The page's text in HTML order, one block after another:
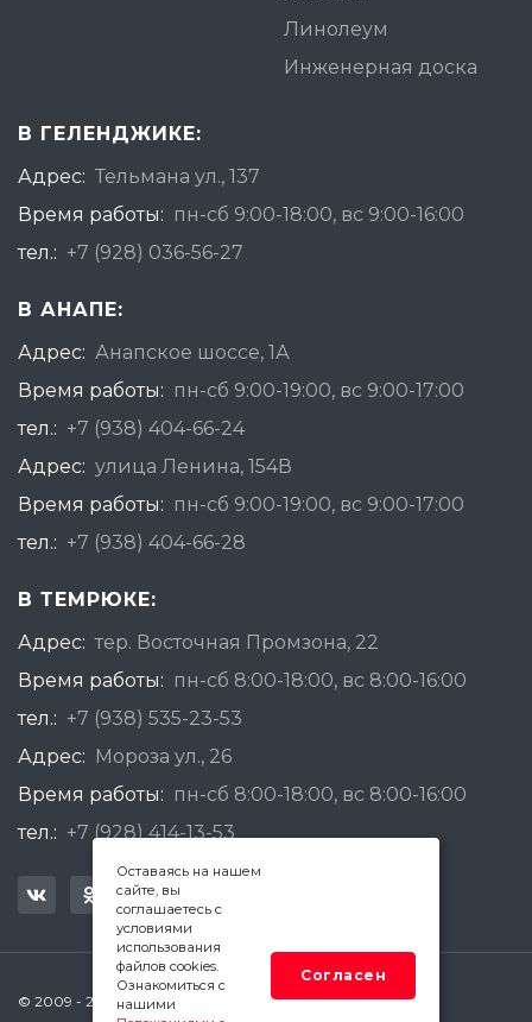
Линолеум
Инженерная доска
В ГЕЛЕНДЖИКЕ:
Адрес: Тельмана ул., 137
Время работы: пн-сб 9:00-18:00, вс 9:00-16:00
тел.: +7 (928) 036-56-27
В АНАПЕ:
Адрес: Анапское шоссе, 1А
Время работы: пн-сб 9:00-19:00, вс 9:00-17:00
тел.: +7 (938) 404-66-24
Адрес: улица Ленина, 154В
Время работы: пн-сб 9:00-19:00, вс 9:00-17:00
тел.: +7 (938) 404-66-28
В ТЕМРЮКЕ:
Адрес: тер. Восточная Промзона, 22
Время работы: пн-сб 8:00-18:00, вс 8:00-16:00
тел.: +7 (938) 535-23-53
Адрес: Мороза ул., 26
Время работы: пн-сб 8:00-18:00, вс 8:00-16:00
тел.: +7 (928) 414-13-53
© 2009 - 2026 Квадратный Метр - Анапа
Оставаясь на нашем
сайте, вы
соглашаетесь с
условиями
использования
файлов cookies.
Ознакомиться с
нашими
Согласен